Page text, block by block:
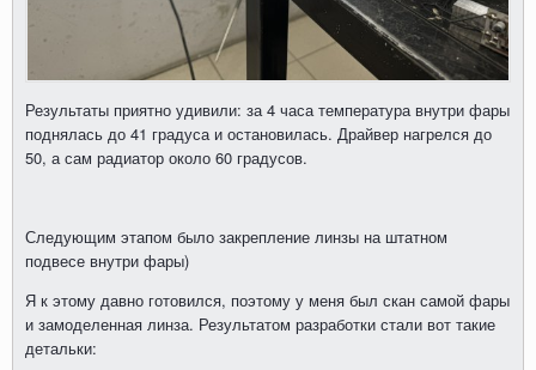
Результаты приятно удивили: за 4 часа температура внутри фары
поднялась до 41 градуса и остановилась. Драйвер нагрелся до
50, а сам радиатор около 60 градусов.
Следующим этапом было закрепление линзы на штатном
подвесе внутри фары)
Я к этому давно готовился, поэтому у меня был скан самой фары
и замоделенная линза. Результатом разработки стали вот такие
детальки: